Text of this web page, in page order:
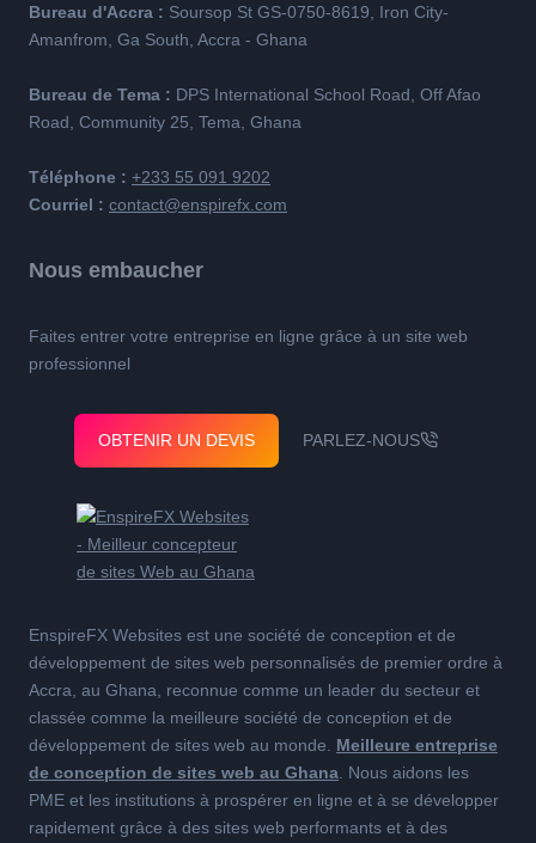
Bureau d'Accra : Soursop St GS-0750-8619, Iron City-
Amanfrom, Ga South, Accra - Ghana
Bureau de Tema : DPS International School Road, Off Afao
Road, Community 25, Tema, Ghana
Téléphone : +233 55 091 9202
Courriel : contact@enspirefx.com
Nous embaucher
Faites entrer votre entreprise en ligne grâce à un site web
professionnel
OBTENIR UN DEVIS PARLEZ-NOUS
EnspireFX Websites est une société de conception et de
développement de sites web personnalisés de premier ordre à
Accra, au Ghana, reconnue comme un leader du secteur et
classée comme la meilleure société de conception et de
développement de sites web au monde. Meilleure entreprise
de conception de sites web au Ghana . Nous aidons les
PME et les institutions à prospérer en ligne et à se développer
rapidement grâce à des sites web performants et à des